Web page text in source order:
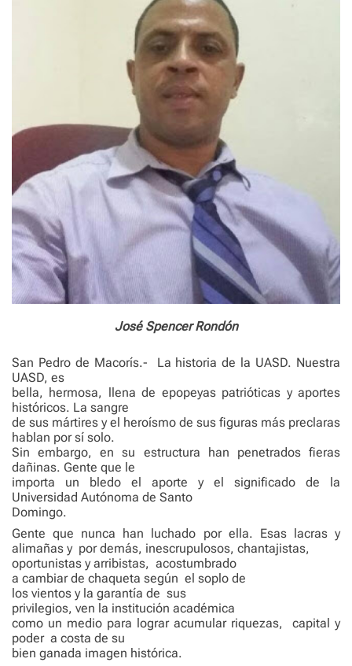
José Spencer Rondón
San Pedro de Macorís.-
La historia de la UASD. Nuestra
UASD, es
bella, hermosa, llena de epopeyas patrióticas y aportes
históricos. La sangre
de sus mártires y el heroísmo de sus figuras más preclaras
hablan por sí solo.
Sin embargo, en su estructura han penetrados fieras
dañinas. Gente que le
importa un bledo el aporte y el significado de la
Universidad Autónoma de Santo
Domingo.
Gente que nunca han luchado por ella. Esas lacras y
alimañas y por demás, inescrupulosos, chantajistas,
oportunistas y arribistas, acostumbrado
a cambiar de chaqueta según el soplo de
los vientos y la garantía de sus
privilegios, ven la institución académica
como un medio para lograr acumular riquezas,
capital y
poder a costa de su
bien ganada imagen histórica.